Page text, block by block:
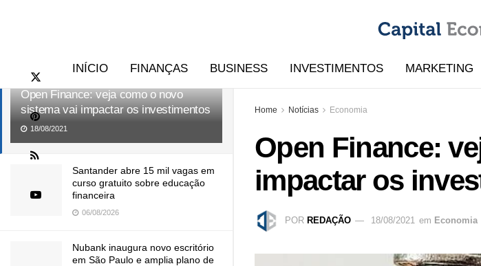
Open Finance: veja como o novo
sistema vai impactar os investimentos
18/08/2021
Santander abre 15 mil vagas em
curso gratuito sobre educação
financeira
06/08/2026
Nubank inaugura novo escritório
em São Paulo e amplia plano de
INÍCIO FINANÇAS BUSINESS INVESTIMENTOS MARKETING
Home Notícias Economia
Open Finance:
impactar os
POR REDAÇÃO 18/08/2021 em Economia